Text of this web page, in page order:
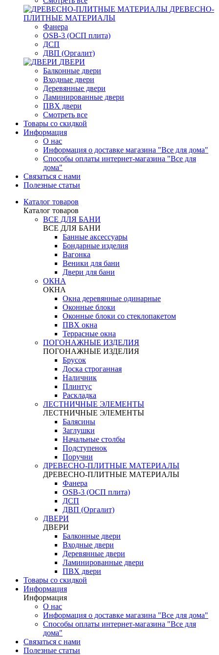
ДРЕВЕСНО-
ПЛИТНЫЕ МАТЕРИАЛЫ
Фанера
OSB-3 (ОСП плита)
ДСП
ДВП (Оргалит)
ДВЕРИ
Балконные двери
Входные двери
Деревянные двери
Ламинированные двери
ПВХ двери
Смотреть все
Товары со скидкой
Информация
О нас
Информация о доставке магазина "Все для дома"
Способы оплаты интернет-магазина "Все для
дома"
Связаться с нами
Полезные статьи
Каталог товаров
Каталог товаров
ВСЕ ДЛЯ БАНИ
ВСЕ ДЛЯ БАНИ
Банные аксессуары
Бондарные изделия
Вагонка
Веники для бани
Двери для бани
ОКНА
ОКНА
Окна деревянные одинарные
Оконные блоки
Оконные блоки со стеклопакетом
ПВХ окна
Террасные окна
ПОГОНАЖНЫЕ ИЗДЕЛИЯ
ПОГОНАЖНЫЕ ИЗДЕЛИЯ
Брусок
Доска строганная
Наличник
Плинтус
Раскладка
ЛЕСТНИЧНЫЕ ЭЛЕМЕНТЫ
ЛЕСТНИЧНЫЕ ЭЛЕМЕНТЫ
Балясины
Заглушки
Начальные столбы
Подступенок
Поручни
ДРЕВЕСНО-ПЛИТНЫЕ МАТЕРИАЛЫ
ДРЕВЕСНО-ПЛИТНЫЕ МАТЕРИАЛЫ
Фанера
OSB-3 (ОСП плита)
ДСП
ДВП (Оргалит)
ДВЕРИ
ДВЕРИ
Балконные двери
Входные двери
Деревянные двери
Ламинированные двери
ПВХ двери
Товары со скидкой
Информация
Информация
О нас
Информация о доставке магазина "Все для дома"
Способы оплаты интернет-магазина "Все для
дома"
Связаться с нами
Полезные статьи